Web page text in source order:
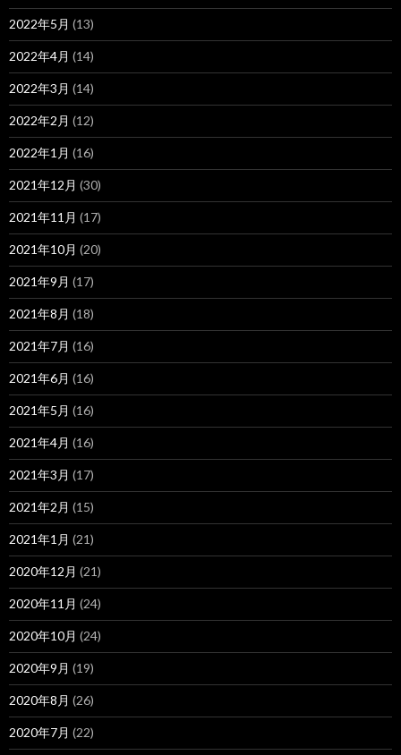
2022年5月 (13)
2022年4月 (14)
2022年3月 (14)
2022年2月 (12)
2022年1月 (16)
2021年12月 (30)
2021年11月 (17)
2021年10月 (20)
2021年9月 (17)
2021年8月 (18)
2021年7月 (16)
2021年6月 (16)
2021年5月 (16)
2021年4月 (16)
2021年3月 (17)
2021年2月 (15)
2021年1月 (21)
2020年12月 (21)
2020年11月 (24)
2020年10月 (24)
2020年9月 (19)
2020年8月 (26)
2020年7月 (22)